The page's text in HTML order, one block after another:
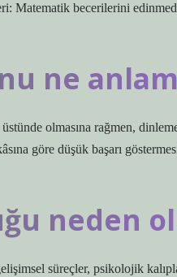
Matematik becerilerini
ne
olmasına rağmen,
göre düşük başarı
neden
süreçler, psikolojik